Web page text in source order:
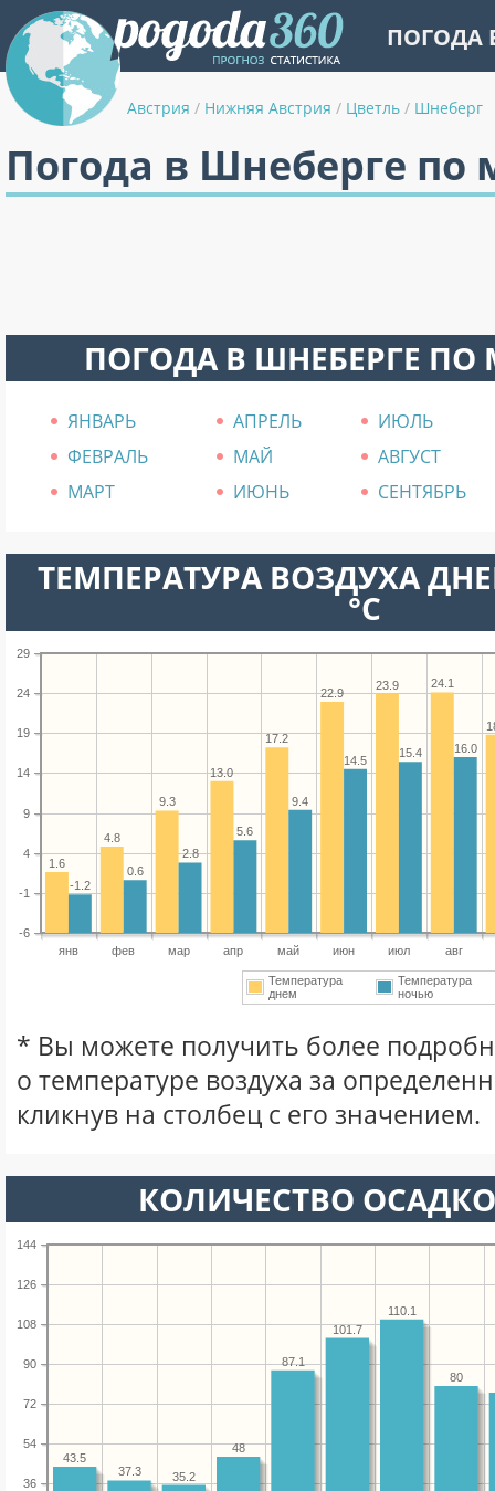
ПОГОДА
Австрия / Нижняя Австрия / Цветль / Шнеберг
Погода в Шнеберге по
ПОГОДА В ШНЕБЕРГЕ
ЯНВАРЬ АПРЕЛЬ
ИЮЛЬ
ФЕВРАЛЬ
МАЙ
АВГУСТ
МАРТ
ИЮНЬ СЕНТЯБРЬ
ТЕМПЕРАТУРА ВОЗДУХА
°C
янв фев мар апр май июн июл авг
-6
-1
4
9
14
19
24
29
24.1
23.9
22.9
17.2
13.0
9.3
4.8
1.6
16.0
15.4
14.5
9.4
5.6
2.8
0.6
-1.2
Температура
днем
Температура
ночью
* Вы можете получить более
о температуре воздуха за
кликнув на столбец с его значением.
КОЛИЧЕСТВО
36
54
72
90
108
126
144
80
110.1
101.7
87.1
48
35.2
37.3
43.5